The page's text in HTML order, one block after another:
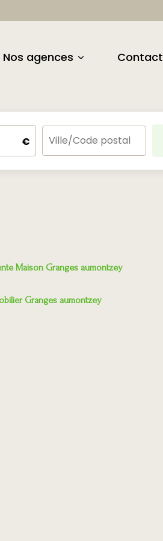
Nos agences Contact
€
Maison Granges aumontzey
Granges aumontzey